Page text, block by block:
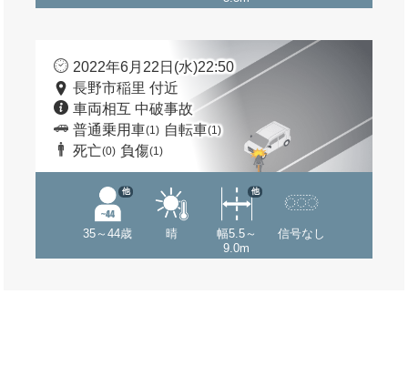
2022年6月22日(水)22:50
長野市稲里 付近
車両相互 中破事故
普通乗用車(1) 自転車(1)
死亡(0) 負傷(1)
35～44歳
他
晴
幅5.5～
9.0m
他
信号なし